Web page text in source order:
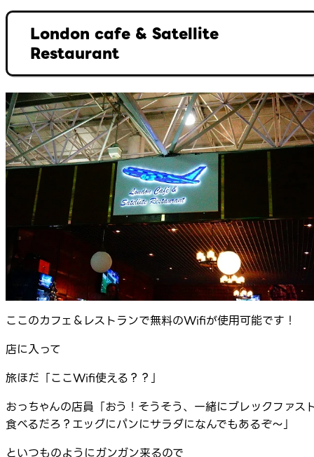
London cafe & Satellite
Restaurant
ここのカフェ＆レストランで無料のWifiが使用可能です！
店に入って
旅ほだ「ここWifi使える？？」
おっちゃんの店員「おう！そうそう、一緒にブレックファス
食べるだろ？エッグにパンにサラダになんでもあるぞ～」
といつものようにガンガン来るので